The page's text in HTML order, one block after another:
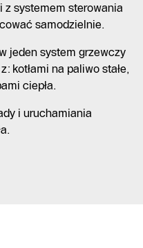
z systemem sterowania
samodzielnie.
jeden system grzewczy
kotłami na paliwo stałe,
ciepła.
i uruchamiania